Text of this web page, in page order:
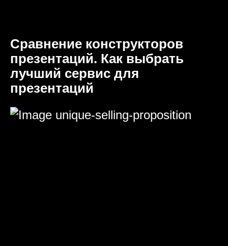
Сравнение конструкторов
презентаций. Как выбрать
лучший сервис для
презентаций